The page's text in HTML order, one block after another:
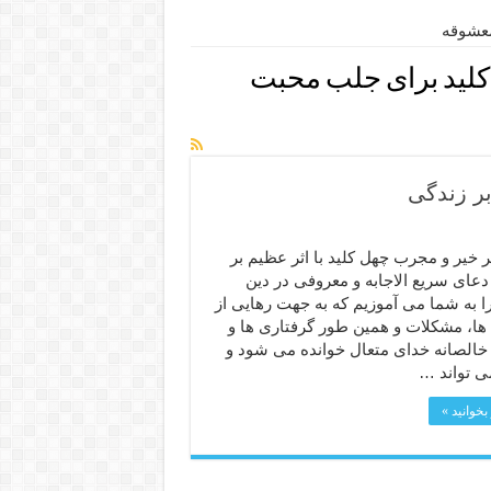
برای جلب محبت
زندگی
خیر و مجرب چهل کلید با اثر عظیم بر
سریع الاجابه و معروفی در دین
به شما می آموزیم که به جهت رهایی از
مشکلات و همین طور گرفتاری ها و
خدای متعال خوانده می شود و
تواند …
»